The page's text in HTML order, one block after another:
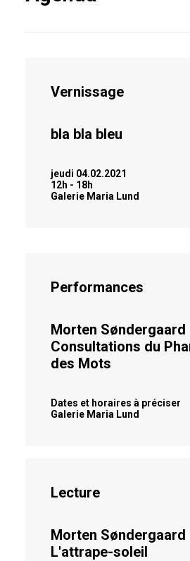
Vernissage
bla bla bleu
jeudi 04.02.2021
12h - 18h
Galerie Maria Lund
Performances
Morten Søndergaard
Consultations du
des Mots
Dates et horaires à préciser
Galerie Maria Lund
Lecture
Morten Søndergaard
L'attrape-soleil